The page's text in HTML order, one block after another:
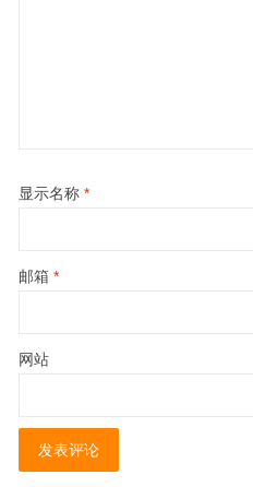
显示名称 *
邮箱 *
网站